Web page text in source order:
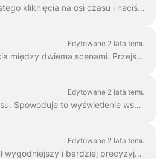
Podczas edycji wideo można je pociąć na dowolną liczbę części za pomocą prostego kliknięcia na osi czasu i naciśnięcia ikony nożyczek. Możesz wstawić...
Edytowane 2 lata temu
W aplikacji Wave.video można "skleić" ze sobą dwa klipy wideo, dodając przejścia między dwiema scenami. Przejście to technika edycji wideo, która pozwala na...
Edytowane 2 lata temu
Aby dodać więcej klipów wideo do filmu, wystarczy kliknąć ikonę Plus na osi czasu. Spowoduje to wyświetlenie wszystkich opcji. Aby usunąć k...
Edytowane 2 lata temu
Możesz powiększać i pomniejszać oś czasu w Wave.video, aby proces edycji był wygodniejszy i bardziej precyzyjny. Funkcję tę można znaleźć pod linią czas...